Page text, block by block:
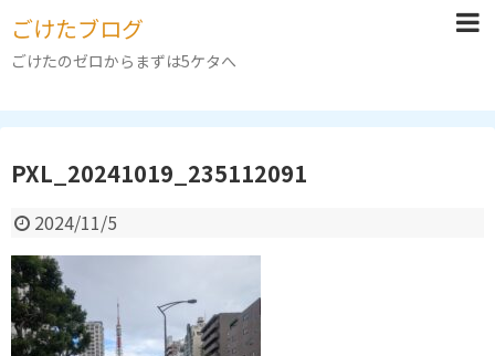
ごけたブログ
ごけたのゼロからまずは5ケタへ
PXL_20241019_235112091
2024/11/5